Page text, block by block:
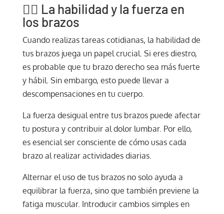
🏋️‍♂️ La habilidad y la fuerza en
los brazos
Cuando realizas tareas cotidianas, la habilidad de
tus brazos juega un papel crucial. Si eres diestro,
es probable que tu brazo derecho sea más fuerte
y hábil. Sin embargo, esto puede llevar a
descompensaciones en tu cuerpo.
La fuerza desigual entre tus brazos puede afectar
tu postura y contribuir al dolor lumbar. Por ello,
es esencial ser consciente de cómo usas cada
brazo al realizar actividades diarias.
Alternar el uso de tus brazos no solo ayuda a
equilibrar la fuerza, sino que también previene la
fatiga muscular. Introducir cambios simples en